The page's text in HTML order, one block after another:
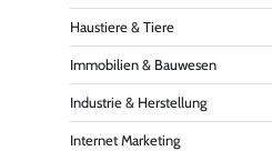
Haustiere & Tiere
Immobilien & Bauwesen
Industrie & Herstellung
Internet Marketing